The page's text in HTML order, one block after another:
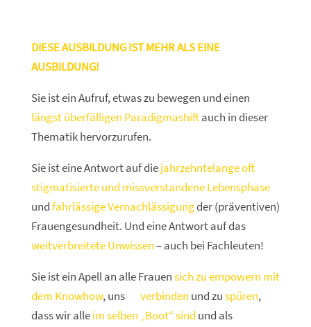
DIESE AUSBILDUNG IST MEHR ALS EINE
AUSBILDUNG!
Sie ist ein Aufruf, etwas zu bewegen und einen
längst überfälligen Paradigmashiftauch in dieser
Thematik hervorzurufen.
Sie ist eine Antwort auf diejahrzehntelange oft
stigmatisierte und missverstandene Lebensphase
undfahrlässige Vernachlässigungder (präventiven)
Frauengesundheit. Und eine Antwort auf das
weitverbreitete Unwissen– auch bei Fachleuten!
Sie ist ein Apell an alle Frauensich zu empowern mit
dem Knowhow, uns verbinden und zuspüren,
dass wir alleim selben „Boot“ sind und als